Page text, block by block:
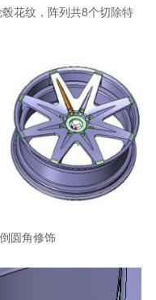
花纹，阵列共8个切除特
圆角修饰